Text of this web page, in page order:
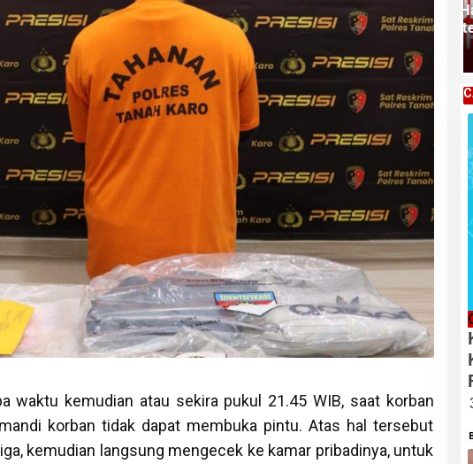
waktu kemudian atau sekira pukul 21.45 WIB, saat korban
korban tidak dapat membuka pintu. Atas hal tersebut
kemudian langsung mengecek ke kamar pribadinya, untuk
Daftar Harga Komoditas Pertanian
Kabupaten Karo, Rabu 05 Agustus 2026